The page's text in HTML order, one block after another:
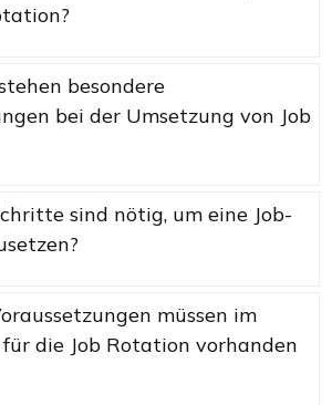
besondere
bei der Umsetzung von Job
sind nötig, um eine Job-
müssen im
die Job Rotation vorhanden